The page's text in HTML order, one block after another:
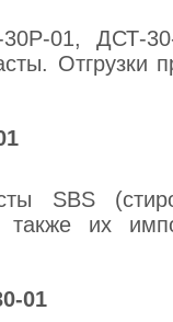
01, ДСТ-
Отгрузки
SBS
их
01